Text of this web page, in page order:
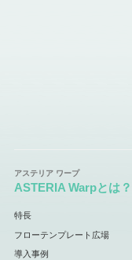
ASTERIA Warpとは？
特長
フローテンプレート広場
導入事例